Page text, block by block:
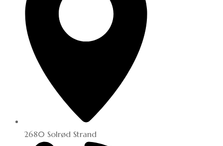
2680 Solrød Strand